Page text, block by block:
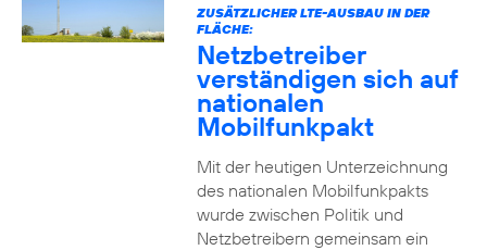
ZUSÄTZLICHER LTE-AUSBAU IN DER
FLÄCHE:
Netzbetreiber
verständigen sich auf
nationalen
Mobilfunkpakt
Mit der heutigen Unterzeichnung
des nationalen Mobilfunkpakts
wurde zwischen Politik und
Netzbetreibern gemeinsam ein